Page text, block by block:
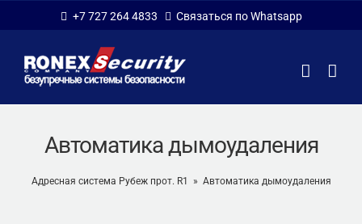
content
+7 727 264 4833 Связаться по Whatsapp
Автоматика дымоудаления
Адресная система Рубеж прот. R1 » Автоматика дымоудаления